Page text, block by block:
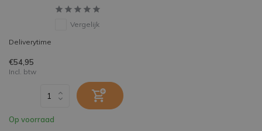
Vergelijk
Deliverytime
€54,95
Incl. btw
Op voorraad